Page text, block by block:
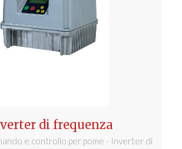
di frequenza
e controllo per pome - Inverter di